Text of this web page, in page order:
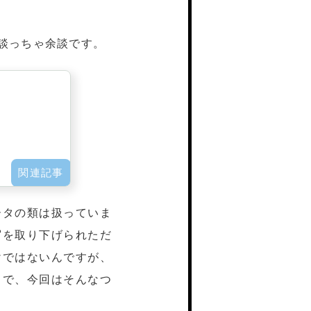
っちゃ余談です。
の類は扱っていま
取り下げられただ
はないんですが、
、今回はそんなつ